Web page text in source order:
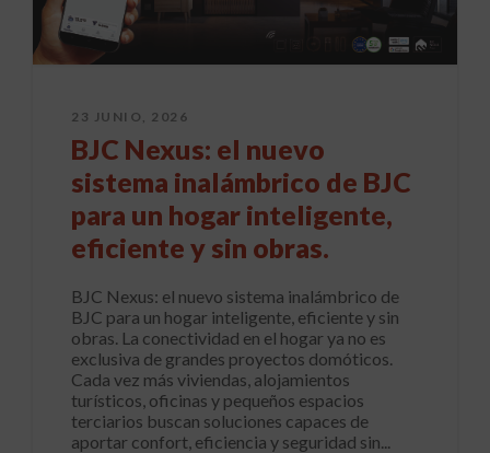
23 JUNIO, 2026
BJC Nexus: el nuevo
sistema inalámbrico de BJC
para un hogar inteligente,
eficiente y sin obras.
BJC Nexus: el nuevo sistema inalámbrico de
BJC para un hogar inteligente, eficiente y sin
obras. La conectividad en el hogar ya no es
exclusiva de grandes proyectos domóticos.
Cada vez más viviendas, alojamientos
turísticos, oficinas y pequeños espacios
terciarios buscan soluciones capaces de
aportar confort, eficiencia y seguridad sin...